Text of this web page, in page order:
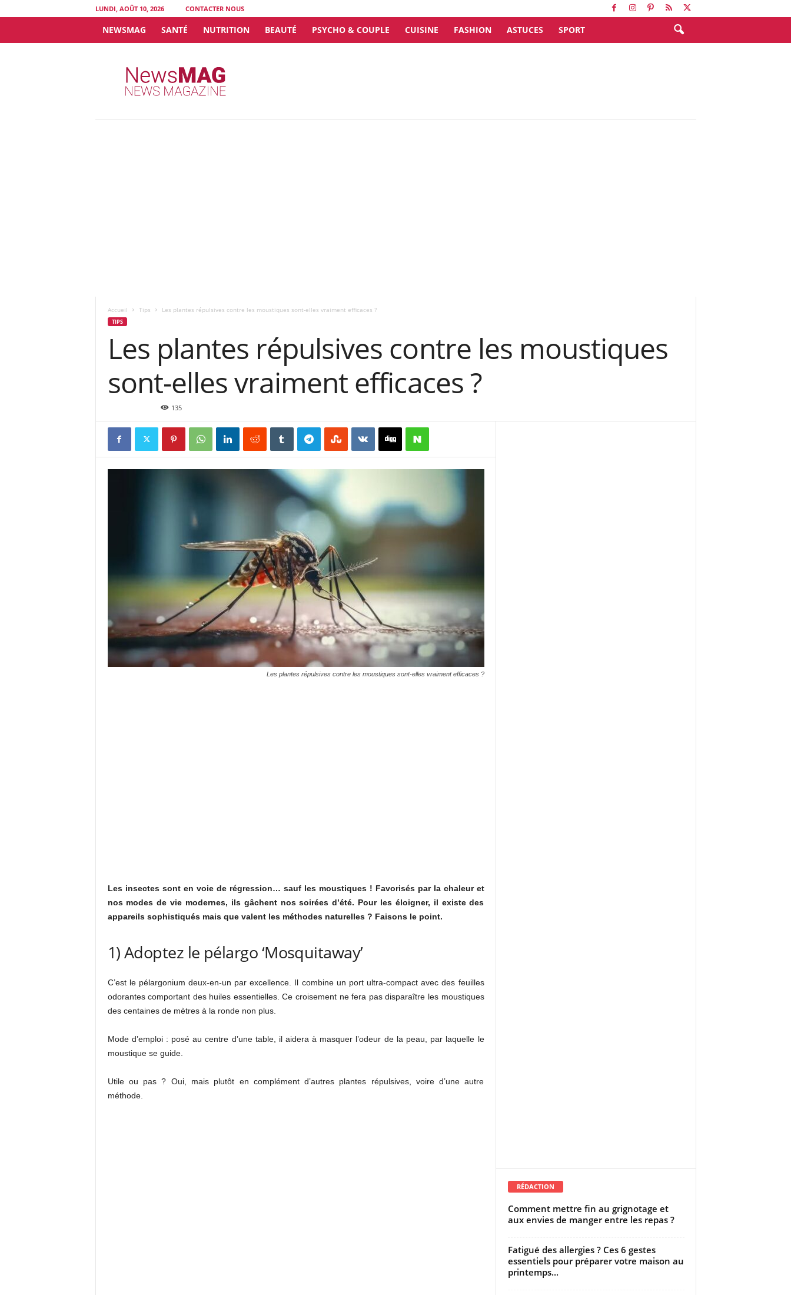
LUNDI, AOÛT 10, 2026 CONTACTER NOUS
NEWSMAG SANTÉ NUTRITION BEAUTÉ PSYCHO & COUPLE CUISINE FASHION ASTUCES SPORT
Accueil Tips Les plantes répulsives contre les moustiques sont-elles vraiment efficaces ?
TIPS
Les plantes répulsives contre les moustiques
sont-elles vraiment efficaces ?
135
Les plantes répulsives contre les moustiques sont-elles vraiment efficaces ?
Les insectes sont en voie de régression… sauf les moustiques ! Favorisés par la chaleur et
nos modes de vie modernes, ils gâchent nos soirées d’été. Pour les éloigner, il existe des
appareils sophistiqués mais que valent les méthodes naturelles ? Faisons le point.
1) Adoptez le pélargo ‘Mosquitaway’
C’est le pélargonium deux-en-un par excellence. Il combine un port ultra-compact avec des feuilles
odorantes comportant des huiles essentielles. Ce croisement ne fera pas disparaître les moustiques
des centaines de mètres à la ronde non plus.
Mode d’emploi : posé au centre d’une table, il aidera à masquer l’odeur de la peau, par laquelle le
moustique se guide.
Utile ou pas ? Oui, mais plutôt en complément d’autres plantes répulsives, voire d’une autre
méthode.
RÉDACTION
Comment mettre fin au grignotage et
aux envies de manger entre les repas ?
Fatigué des allergies ? Ces 6 gestes
essentiels pour préparer votre maison au
printemps...